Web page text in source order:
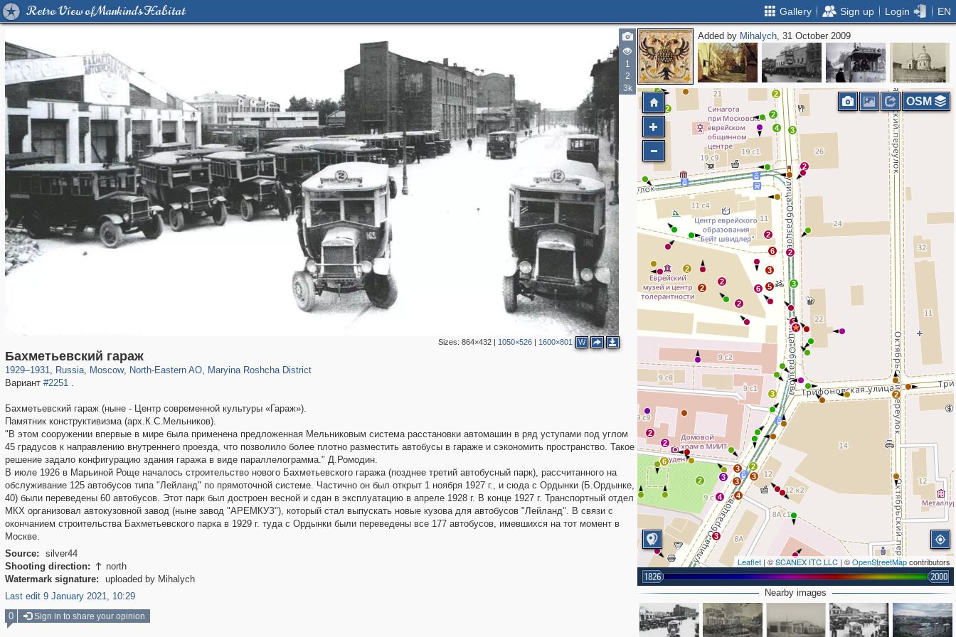
Retro View of Mankind's Habitat Gallery Sign up Login EN
1
2
3k
Sizes: 864×432| 1050×526| 1600×801 W
Бахметьевский гараж
1929–1931, Russia
1,406,721 29,243
, Moscow
319,864 8,286
, North-Eastern AO
24,490
, Maryina Roshcha District
Вариант #2251.
Бахметьевский гараж (ныне - Центр современной культуры «Гараж»).
Памятник конструктивизма (арх.К.С.Мельников).
"В этом сооружении впервые в мире была применена предложенная Мельниковым система расстановки автомашин в ряд уступами под углом
45 градусов к направлению внутреннего проезда, что позволило более плотно разместить автобусы в гараже и сэкономить пространство. Такое
решение задало конфигурацию здания гаража в виде параллелограмма." Д.Ромодин.
В июле 1926 в Марьиной Роще началось строительство нового Бахметьевского гаража (позднее третий автобусный парк), рассчитанного на
обслуживание 125 автобусов типа "Лейланд" по прямоточной системе. Частично он был открыт 1 ноября 1927 г., и сюда с Ордынки (Б.Ордынке,
40) были переведены 60 автобусов. Этот парк был достроен весной и сдан в эксплуатацию в апреле 1928 г. В конце 1927 г. Транспортный отдел
МКХ организовал автокузовной завод (ныне завод "АРЕМКУЗ"), который стал выпускать новые кузова для автобусов "Лейланд". В связи с
окончанием строительства Бахметьевского парка в 1929 г. туда с Ордынки были переведены все 177 автобусов, имевшихся на тот момент в
Москве.
Source:
silver44
Shooting direction:  north
Watermark signature:
uploaded by Mihalych
Last edit 9 January 2021, 10:29
Added by Mihalych, 31 October 2009
3
14
2
3
2
2
2
4
2
3
2
2
2
2
6
3
2
2
2
6
2
3
5 3
3
2
2
2
2
3
3
3
3
4
4
2
3
2
6
2
Leaflet | ©SCANEX ITC LLC | ©OpenStreetMapcontributors
1826 2000
OSM
Nearby images
0 Sign in to share your opinion